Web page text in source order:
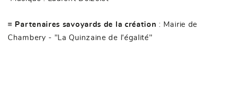
≡ Partenaires savoyards de la création : Mairie de
Chambery - "La Quinzaine de l'égalité"